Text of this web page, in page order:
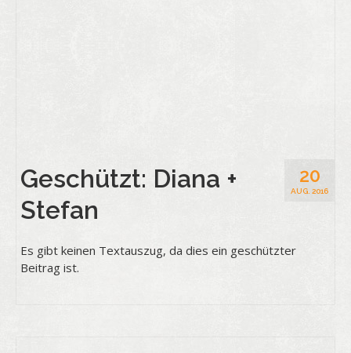
20
AUG. 2016
Geschützt: Diana +
Stefan
Es gibt keinen Textauszug, da dies ein geschützter
Beitrag ist.